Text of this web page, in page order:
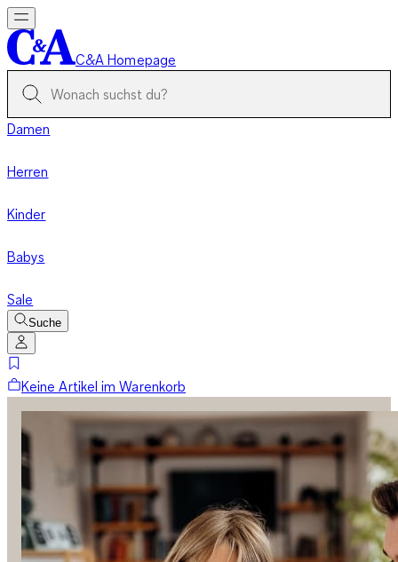
C&A Homepage
Damen
Herren
Kinder
Babys
Sale
Suche
Keine Artikel im Warenkorb